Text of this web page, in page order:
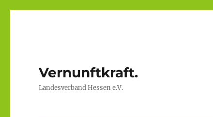
Vernunftkraft.
Landesverband Hessen e.V.